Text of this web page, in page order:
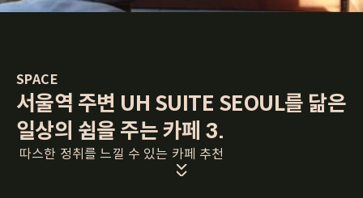
SPACE
서울역 주변 UH SUITE SEOUL를 닮은
일상의 쉼을 주는 카페 3.
따스한 정취를 느낄 수 있는 카페 추천